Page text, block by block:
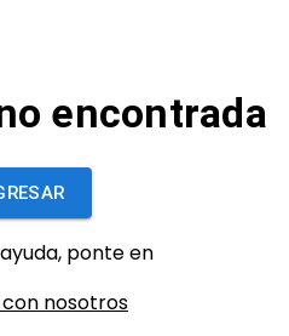
encontrada
ponte en
nosotros